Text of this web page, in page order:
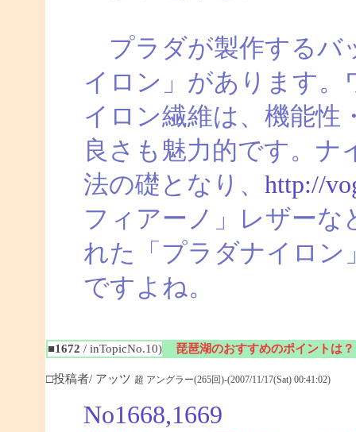
プラダが製作するバ
イロン」があります
イロン繊維は、機能性
良さも魅力的です。ナ
法の礎となり、 http://
フィアーノ」レザーな
れた「プラダナイロン
ですよね。
■1672 / inTopicNo.10) 琵琶湖のおすすめのポイントは？
□投稿者/ アッツ 超 アングラー(265回)-(2007/11/17(Sat) 00:41:02)
No1668,1669